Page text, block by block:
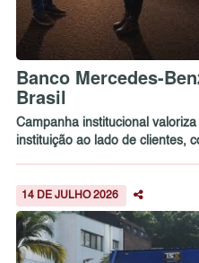
Banco Mercedes-
Brasil
Campanha institucional
instituição ao lado de clientes,
14 DE JULHO 2026